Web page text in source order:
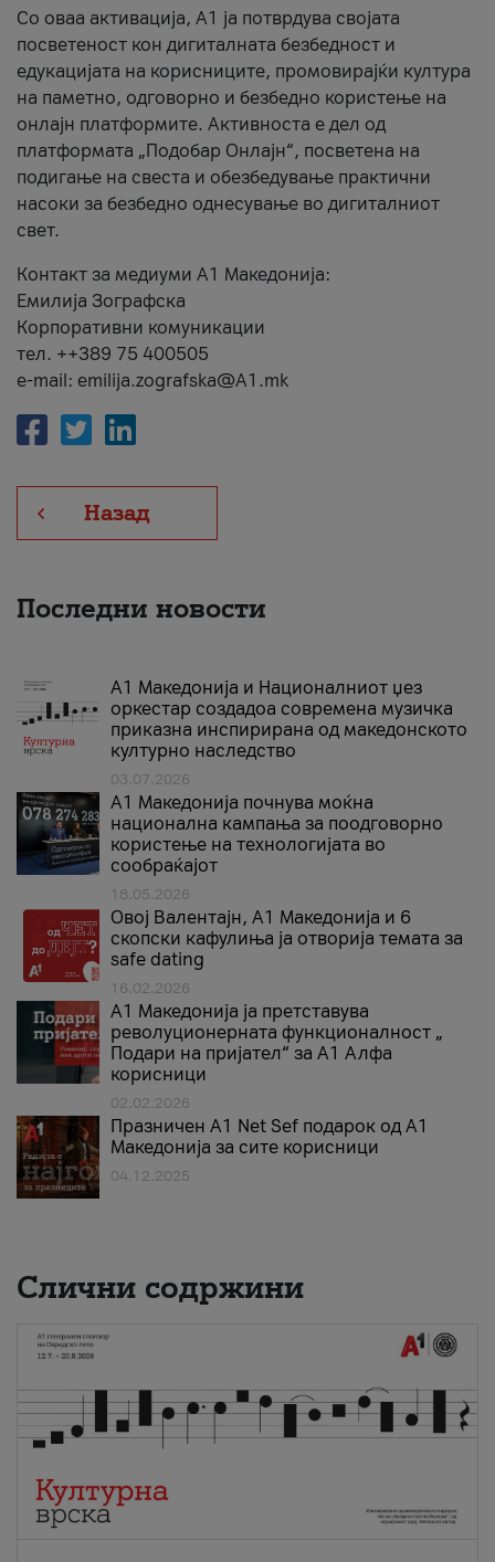
Со оваа активација, А1 ја потврдува својата
посветеност кон дигиталната безбедност и
едукацијата на корисниците, промовирајќи култура
на паметно, одговорно и безбедно користење на
онлајн платформите. Активноста е дел од
платформата „Подобар Онлајн“, посветена на
подигање на свеста и обезбедување практични
насоки за безбедно однесување во дигиталниот
свет.
Контакт за медиуми А1 Македонија:
Емилија Зографска
Корпоративни комуникации
тел. ++389 75 400505
e-mail: emilija.zografska@A1.mk
Назад
Последни новости
А1 Македонија и Националниот џез
оркестар создадоа современа музичка
приказна инспирирана од македонското
културно наследство
03.07.2026
A1 Македонија почнува моќна
национална кампања за поодговорно
користење на технологијата во
сообраќајот
18.05.2026
Овој Валентајн, A1 Македонија и 6
скопски кафулиња ја отворија темата за
safe dating
16.02.2026
А1 Македонија ја претставува
револуционерната функционалност „
Подари на пријател“ за А1 Алфа
корисници
02.02.2026
Празничен A1 Net Sеf подарок од А1
Македонија за сите корисници
04.12.2025
Слични содржини